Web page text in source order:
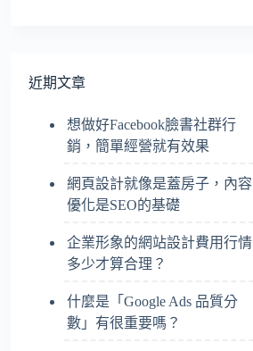
近期文章
想做好Facebook臉書社群行
銷，簡單經營就有效果
網頁設計就像是蓋房子，內容
優化是SEO的基礎
企業形象的網站設計費用行情
多少才算合理？
什麼是「Google Ads 品質分
數」有很重要嗎？